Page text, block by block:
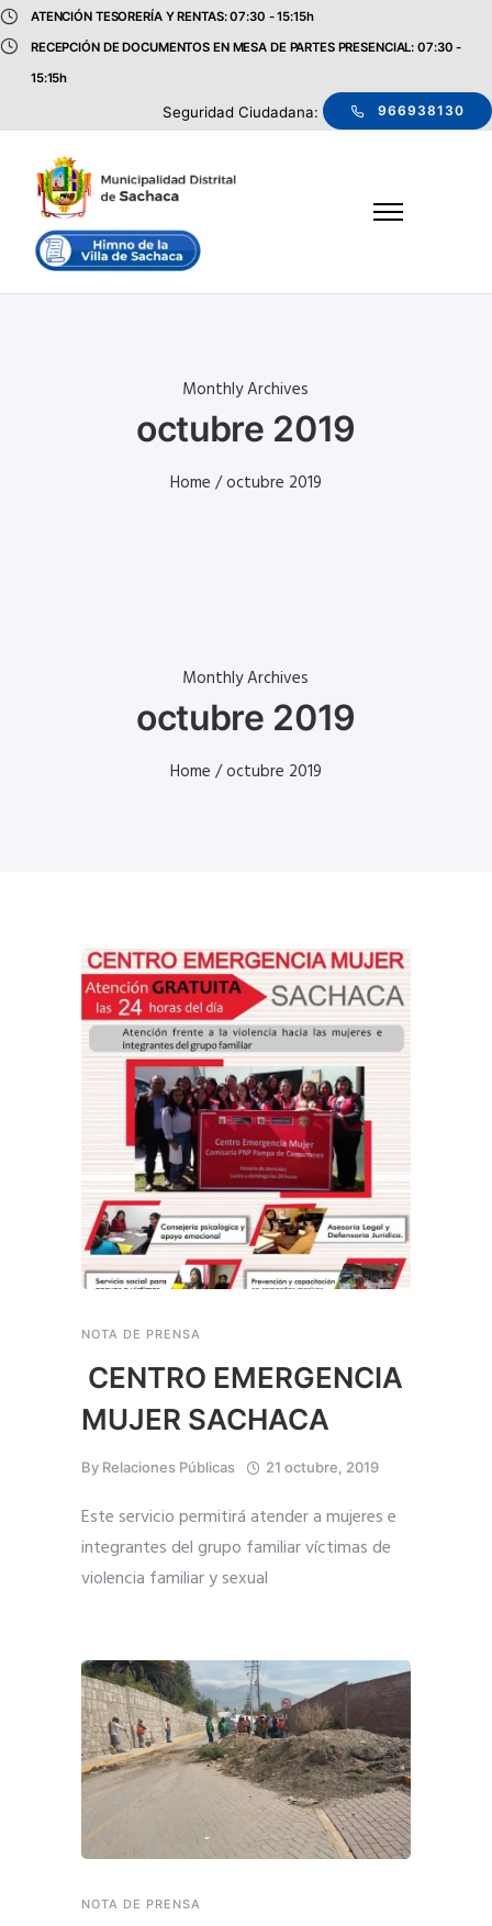
ATENCIÓN TESORERÍA Y RENTAS: 07:30 - 15:15h
RECEPCIÓN DE DOCUMENTOS EN MESA DE PARTES PRESENCIAL: 07:30 -
15:15h
Seguridad Ciudadana: 966938130
Monthly Archives
octubre 2019
Home / octubre 2019
Monthly Archives
octubre 2019
Home / octubre 2019
NOTA DE PRENSA
CENTRO EMERGENCIA
MUJER SACHACA
By Relaciones Públicas 21 octubre, 2019
Este servicio permitirá atender a mujeres e
integrantes del grupo familiar víctimas de
violencia familiar y sexual
NOTA DE PRENSA